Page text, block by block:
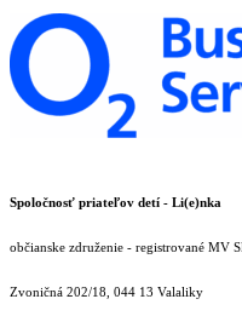
Spoločnosť priateľov detí - Li(e)nka
občianske združenie - registrované MV
Zvoničná 202/18, 044 13 Valaliky